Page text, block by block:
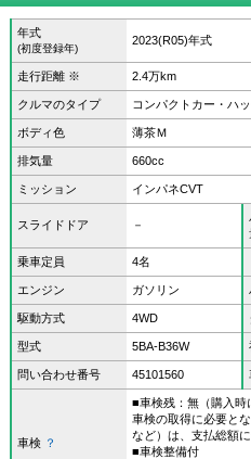
年式
(初度登録年)
2023(R05)年式
走行距離 ※ 2.4万km
クルマのタイプ コンパクトカー・ハ
ボディ色 薄茶Ｍ
排気量 660cc
ミッション インパネCVT
スライドドア －
乗車定員 4名
エンジン ガソリン
駆動方式 4WD
型式 5BA-B36W
問い合わせ番号 45101560
車検 ？
■車検残：無（購入時
車検の取得に必要と
など）は、支払総額
■車検整備付